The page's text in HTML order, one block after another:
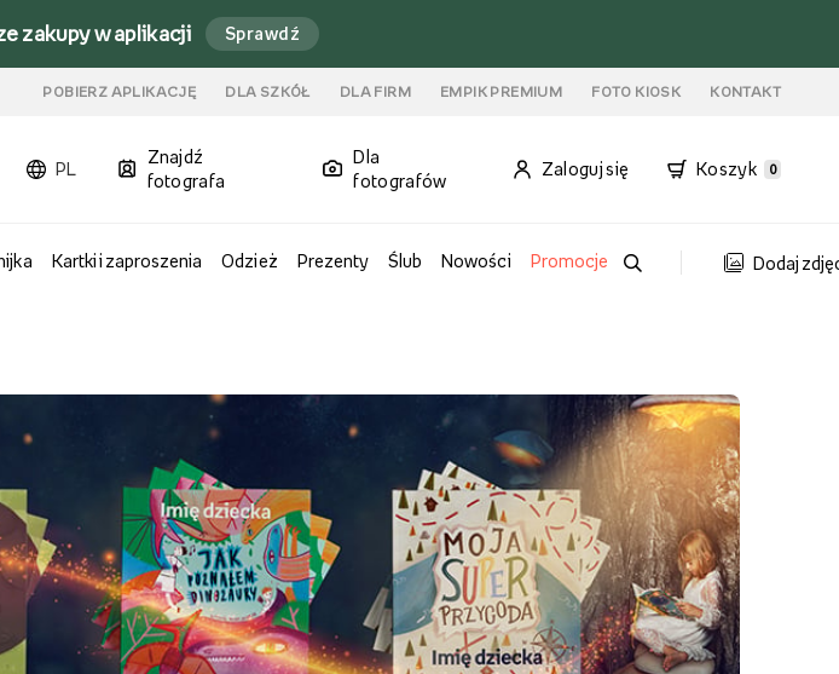
zakupy w aplikacji Sprawdź
POBIERZ APLIKACJĘ DLA SZKÓŁ DLA FIRM EMPIK PREMIUM FOTO KIOSK KONTAKT
PL
Znajdź
fotografa
Dla
fotografów
Zaloguj się Koszyk 0
Kartki i zaproszenia Odzież Prezenty Ślub Nowości Promocje Dodaj